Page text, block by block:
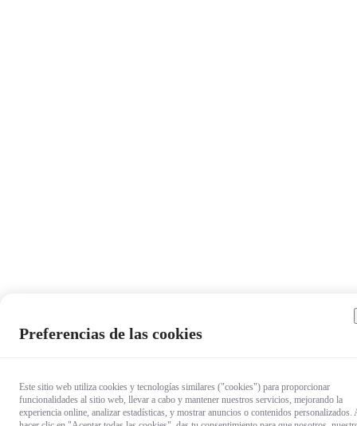
Preferencias de las cookies
Este sitio web utiliza cookies y tecnologías similares ("cookies") para proporcionar
funcionalidades al sitio web, llevar a cabo y mantener nuestros servicios, mejorando la
experiencia online, analizar estadísticas, y mostrar anuncios o contenidos personalizados.